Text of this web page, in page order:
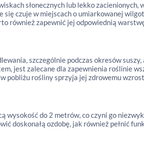
słonecznych lub lekko zacienionych,
czuje w miejscach o umiarkowanej
również zapewnić jej odpowiednią
szczególnie podczas okresów suszy,
jest zalecane dla zapewnienia roślinie
pobliżu rośliny sprzyja jej zdrowemu
wysokość do 2 metrów, co czyni go
doskonałą ozdobę, jak również pełnić